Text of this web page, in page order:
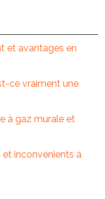
et avantages en
ce vraiment une
à gaz murale et
inconvénients à